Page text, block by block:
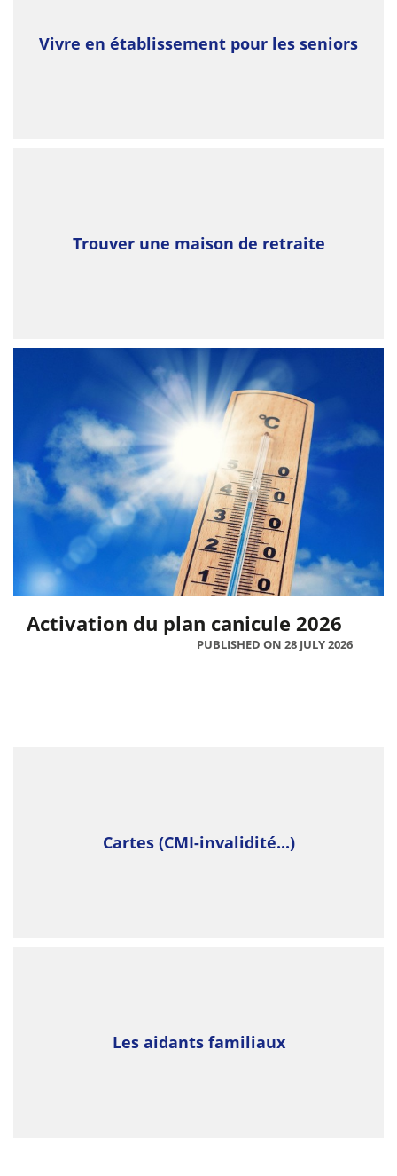
Vivre en établissement pour les seniors
Trouver une maison de retraite
Activation du plan canicule 2026
PUBLISHED ON 28 JULY 2026
Cartes (CMI-invalidité...)
Les aidants familiaux